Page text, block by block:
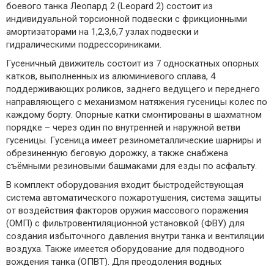
боевого танка Леопард 2 (Leopard 2) состоит из
индивидуальной торсионной подвески с фрикционными
амортизаторами на 1,2,3,6,7 узлах подвески и
гидралическими подрессориниками.
Гусеничный движитель состоит из 7 односкатных опорных
катков, выполненных из алюминиевого сплава, 4
поддерживающих роликов, заднего ведущего и переднего
направляющего с механизмом натяжения гусеницы колес по
каждому борту. Опорные катки смонтированы в шахматном
порядке – через один по внутренней и наружной ветви
гусеницы. Гусеница имеет резинометаллические шарниры и
обрезиненную беговую дорожку, а также снабжена
съёмными резиновыми башмаками для езды по асфальту.
В комплект оборудования входит быстродействующая
система автоматического пожаротушения, система защиты
от воздействия факторов оружия массового поражения
(ОМП) с фильтровентиляционной установкой (ФВУ) для
создания избыточного давления внутри танка и вентиляции
воздуха. Также имеется оборудование для подводного
вождения танка (ОПВТ). Для преодоления водных